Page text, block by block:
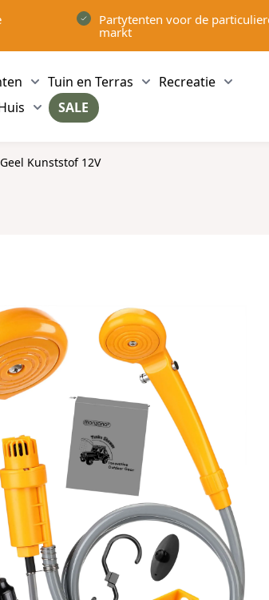
Partytenten voor de
markt
Show submenu for Partytenten
Tuin en Terras
Show submenu for
Recreatie
Show submenu for Voor in Huis
SALE
Kunststof 12V